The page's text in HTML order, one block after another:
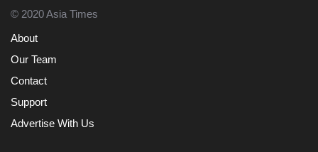
© 2020 Asia Times
About
Our Team
Contact
Support
Advertise With Us